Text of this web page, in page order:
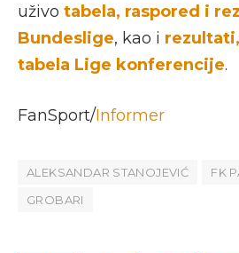
uživo tabela, raspored i
Bundeslige, kao i
tabela Lige konferencije.
FanSport/Informer
ALEKSANDAR STANOJEVIĆ
FK
GROBARI